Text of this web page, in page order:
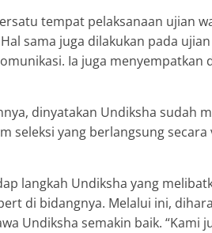
tempat pelaksanaan ujian
sama juga dilakukan pada
Ia juga
dinyatakan Undiksha sudah
seleksi yang berlangsung
langkah Undiksha yang
di bidangnya. Melalui ini,
Undiksha semakin baik. “Kami